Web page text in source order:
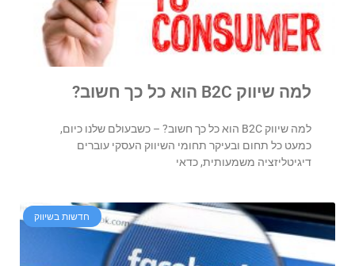
למה שיווק B2C הוא כל כך חשוב?
למה שיווק B2C הוא כל כך חשוב? – כשבעולם שלנו כיום,
כמעט כל תחום ובעיקר תחומי השיווק העסקי עוברים
דיגיטליזציה משמעותית, כדאי
חדשות בשיווק